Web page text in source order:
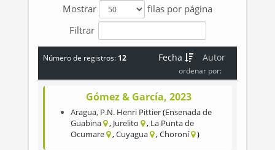
Mostrar
filas por página
Filtrar
Número de registros: 12 Autor
Fecha
ordenar por:
Gómez & García, 2023
Aragua, P.N. Henri Pittier Ensenada de
Guabina
Jurelito
La Punta de
Ocumare
Cuyagua Choroní